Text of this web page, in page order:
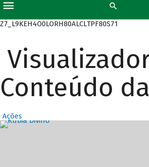
Z7_L9KEH4O0LORH80ALCLTPF80S71
Conteúdo
Ações